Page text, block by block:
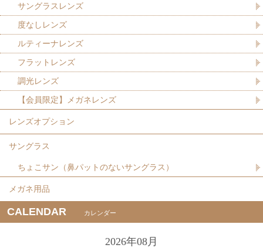
サングラスレンズ
度なしレンズ
ルティーナレンズ
フラットレンズ
調光レンズ
【会員限定】メガネレンズ
レンズオプション
サングラス
ちょこサン（鼻パットのないサングラス）
メガネ用品
CALENDAR カレンダー
2026年08月